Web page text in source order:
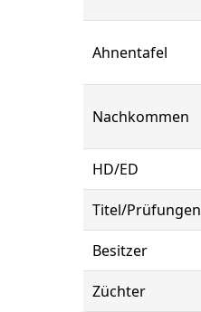
Ahnentafel
Nachkommen
HD/ED
Titel/Prüfungen
Besitzer
Züchter